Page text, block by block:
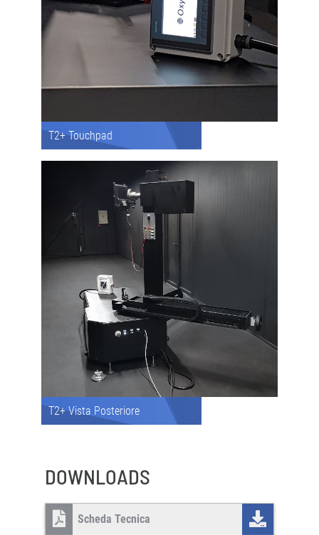
T2+ Touchpad
T2+ Vista Posteriore
DOWNLOADS
Scheda Tecnica